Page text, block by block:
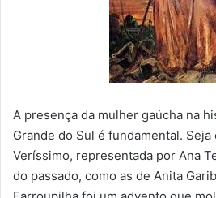
A presença da mulher gaúcha na
Grande do Sul é fundamental.
Veríssimo, representada por Ana
do passado, como as de Anita